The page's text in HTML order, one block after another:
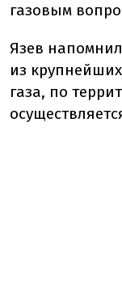
газовым
Язев
из
газа, по